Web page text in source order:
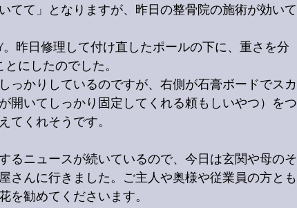
てて」となりますが、昨日の整骨院の施術が効いて
昨日修理して付け直したポールの下に、重さを分
にしたのでした。
っかりしているのですが、右側が石膏ボードでスカ
開いてしっかり固定してくれる頼もしいやつ）をつ
てくれそうです。
るニュースが続いているので、今日は玄関や母のそ
さんに行きました。ご主人や奥様や従業員の方とも
を勧めてくださいます。